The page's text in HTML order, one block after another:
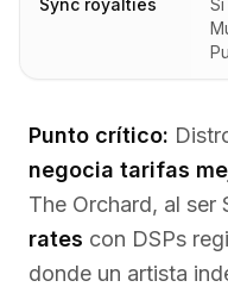
Sync royalties
Punto crítico:
negocia tarifas
The Orchard, al ser
rates con DSPs
donde un artista